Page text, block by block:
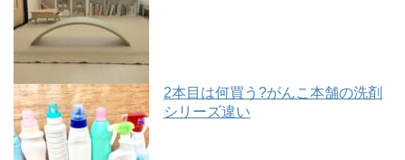
2本目は何買う?がんこ本舗の洗剤
シリーズ違い